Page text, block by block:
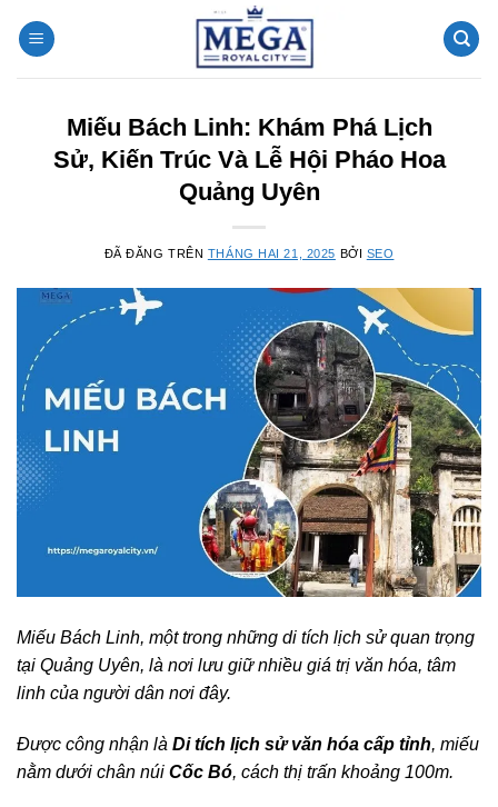
đến
Miếu Bách Linh: Khám Phá Lịch
Sử, Kiến Trúc Và Lễ Hội Pháo Hoa
Quảng Uyên
ĐÃ ĐĂNG TRÊN THÁNG HAI 21, 2025 BỞI SEO
Miếu Bách Linh, một trong những di tích lịch sử quan trọng
tại Quảng Uyên, là nơi lưu giữ nhiều giá trị văn hóa, tâm
linh của người dân nơi đây.
Được công nhận là Di tích lịch sử văn hóa cấp tỉnh, miếu
nằm dưới chân núi Cốc Bó, cách thị trấn khoảng 100m.